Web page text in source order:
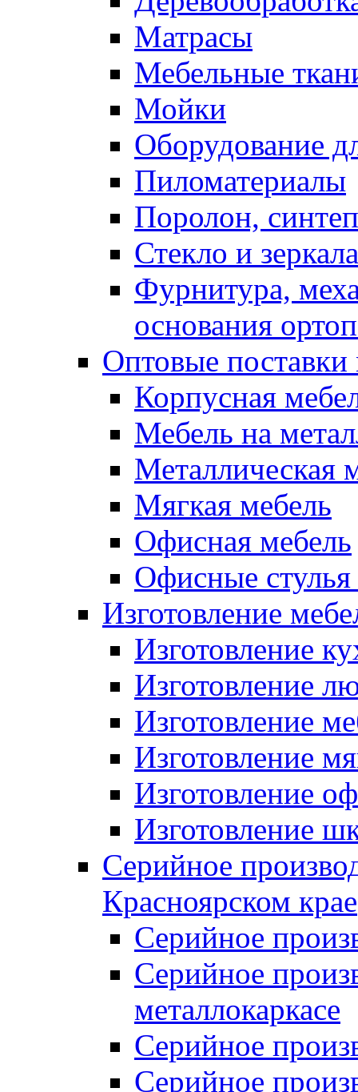
Матрасы
Мебельные
Мойки
Оборудование
Пиломатериалы
Поролон,
Стекло и зеркала
Фурнитура,
основания
Оптовые поставки
Корпусная
Мебель на
Металлическая
Мягкая мебель
Офисная мебель
Офисные стулья
Изготовление
Изготовление
Изготовление
Изготовление
Изготовление
Изготовление
Изготовление
Серийное
Красноярском крае
Серийное
Серийное
металлокаркасе
Серийное
Серийное